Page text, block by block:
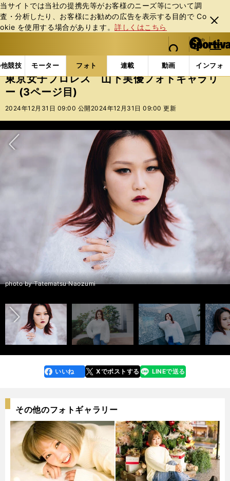
当サイトでは当社の提携先等がお客様のニーズ等について調
査・分析したり、お客様にお勧めの広告を表⽰する⽬的で Co
okie を使⽤する場合があります。詳しくはこちら
閉じ
る
web Sportiva (webスポルティーバ)
検索
マイペ
ー
ジ
メニュ
競技 モーター フォト 連載 動画 インフォ
b
ス
ポ
ル
バ
フォトギャラリー 東京女子プロレス 山下実優フォト
東京女子プロレス 山下実優フォトギャラリ
ー (3ページ目)
2024年12月31日 09:00 公開 2024年12月31日 09:00 更新
photo by Tatematsu Naozumi
前へ
faceboo
k
いいね Xでポストする
line LINEで送る
その他のフォトギャラリー